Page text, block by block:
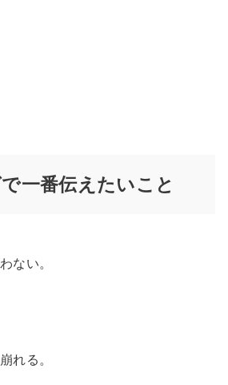
一番伝えたいこと
ない。
れる。